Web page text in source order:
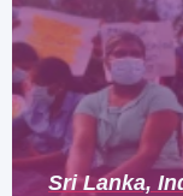
Sri Lanka,